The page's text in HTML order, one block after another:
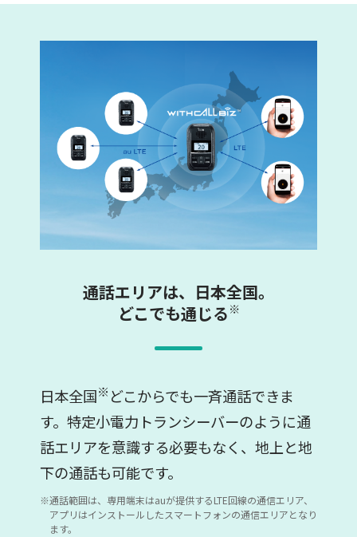
通話エリアは、日本全国。
どこでも通じる※
日本全国※ どこからでも一斉通話できま
す。特定小電力トランシーバーのように通
話エリアを意識する必要もなく、地上と地
下の通話も可能です。
通話範囲は、専用端末はauが提供するLTE回線の通信エリア、
アプリはインストールしたスマートフォンの通信エリアとなり
ます。